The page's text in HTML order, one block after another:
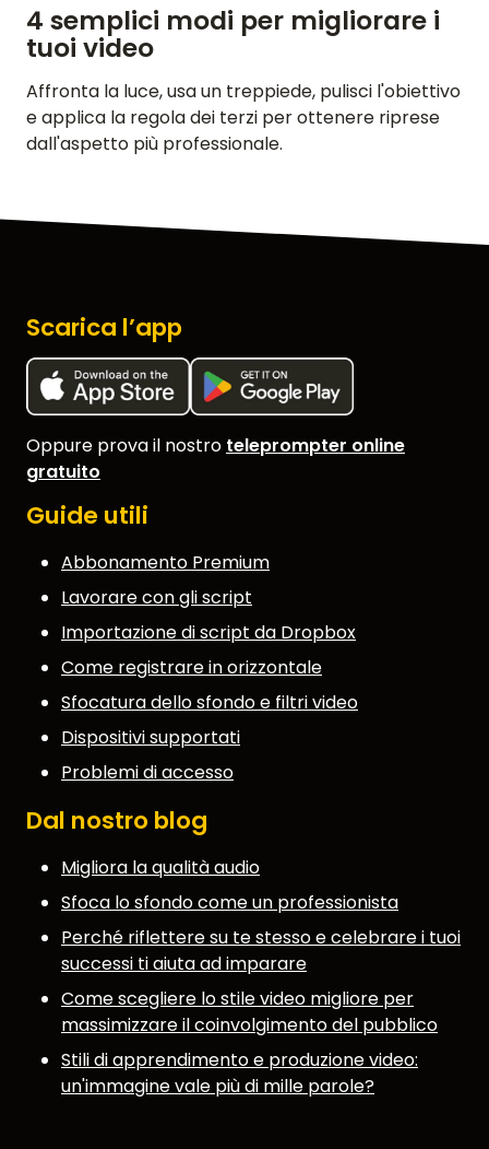
4 semplici modi per migliorare i
tuoi video
Affronta la luce, usa un treppiede, pulisci l'obiettivo
e applica la regola dei terzi per ottenere riprese
dall'aspetto più professionale.
Scarica l’app
Oppure prova il nostro teleprompter online
gratuito
Guide utili
Abbonamento Premium
Lavorare con gli script
Importazione di script da Dropbox
Come registrare in orizzontale
Sfocatura dello sfondo e filtri video
Dispositivi supportati
Problemi di accesso
Dal nostro blog
Migliora la qualità audio
Sfoca lo sfondo come un professionista
Perché riflettere su te stesso e celebrare i tuoi
successi ti aiuta ad imparare
Come scegliere lo stile video migliore per
massimizzare il coinvolgimento del pubblico
Stili di apprendimento e produzione video:
un'immagine vale più di mille parole?